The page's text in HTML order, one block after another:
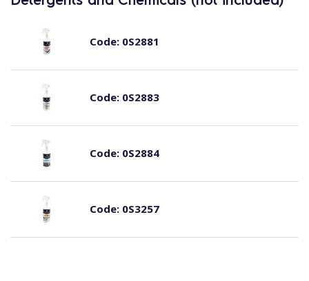
Code:0S2881
Code:0S2883
Code:0S2884
Code:0S3257